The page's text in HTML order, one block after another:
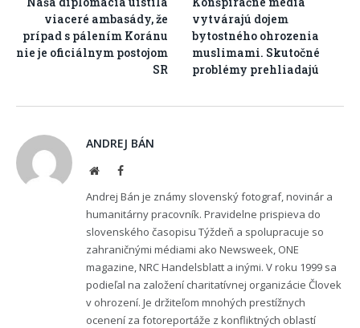
viaceré ambasády, že
prípad s pálením Koránu
nie je oficiálnym postojom
SR
vytvárajú dojem
bytostného ohrozenia
muslimami. Skutočné
problémy prehliadajú
ANDREJ BÁN
WebsiteFacebook
Andrej Bán je známy slovenský fotograf, novinár a
humanitárny pracovník. Pravidelne prispieva do
slovenského časopisu Týždeň a spolupracuje so
zahraničnými médiami ako Newsweek, ONE
magazine, NRC Handelsblatt a inými. V roku 1999 sa
podieľal na založení charitatívnej organizácie Človek
v ohrození. Je držiteľom mnohých prestížnych
ocenení za fotoreportáže z konfliktných oblastí